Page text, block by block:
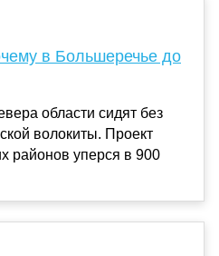
в Большеречье до
области сидят без
волокиты. Проект
районов уперся в 900